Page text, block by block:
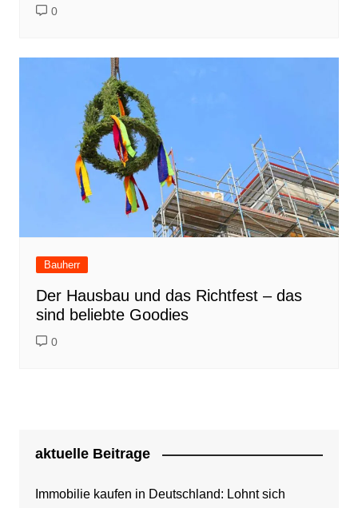
0
Bauherr
Der Hausbau und das Richtfest – das
sind beliebte Goodies
0
aktuelle Beitrage
Immobilie kaufen in Deutschland: Lohnt sich